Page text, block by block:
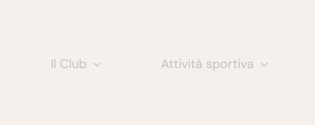
contenuto
Il Club Attività sportiva